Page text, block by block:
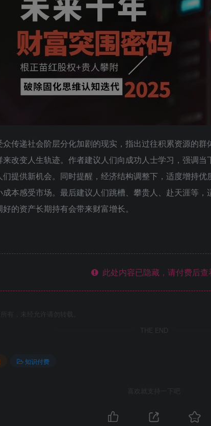
传递社会阶层分化加剧的现实，指出过往积累资源的
来改变人生轨迹。作者建议人们向成功人士学习，强调
提供新机会。同时提醒，经济结构调整下，适度增持
成本感受市场。最后建议人们跳槽、攀贵人、赴天涯等
的资产长期持有会带来财富增长。
此处内容已隐藏，请付费后查
有，未经允许请勿转载。
THE END
知识付费
喜欢就支持一下吧